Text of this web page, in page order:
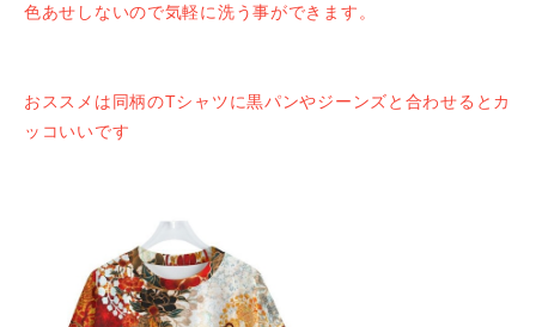
色あせしないので気軽に洗う事ができます。
おススメは同柄のTシャツに黒パンやジーンズと合わせるとカ
ッコいいです